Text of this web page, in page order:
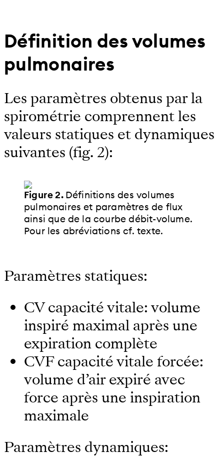
Définition des volumes
pulmonaires
Les paramètres obtenus par la
spirométrie comprennent les
valeurs statiques et dynamiques
suivantes (fig. 2):
Figure 2. Définitions des volumes
pulmonaires et paramètres de flux
ainsi que de la courbe débit-volume.
Pour les abréviations cf. texte.
Paramètres statiques:
CV capacité vitale: volume
inspiré maximal après une
expiration complète
CVF capacité vitale forcée:
volume d’air expiré avec
force après une inspiration
maximale
Paramètres dynamiques: